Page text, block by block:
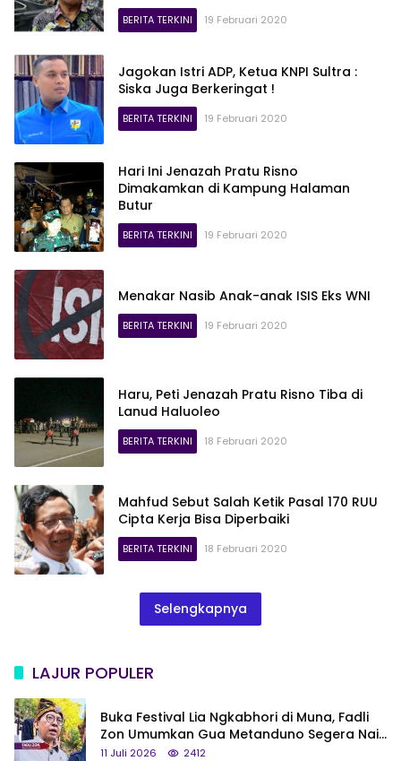
BERITA TERKINI 19 Februari 2020
Jagokan Istri ADP, Ketua KNPI Sultra :
Siska Juga Berkeringat !
BERITA TERKINI 19 Februari 2020
Hari Ini Jenazah Pratu Risno
Dimakamkan di Kampung Halaman
Butur
BERITA TERKINI 19 Februari 2020
Menakar Nasib Anak-anak ISIS Eks WNI
BERITA TERKINI 19 Februari 2020
Haru, Peti Jenazah Pratu Risno Tiba di
Lanud Haluoleo
BERITA TERKINI 18 Februari 2020
Mahfud Sebut Salah Ketik Pasal 170 RUU
Cipta Kerja Bisa Diperbaiki
BERITA TERKINI 18 Februari 2020
Selengkapnya
LAJUR POPULER
Buka Festival Lia Ngkabhori di Muna, Fadli
Zon Umumkan Gua Metanduno Segera Naik
Status Jadi Cagar Budaya Nasional
11 Juli 2026 2412